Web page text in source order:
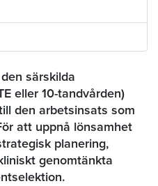
särskilda
eller 10-tandvården)
den arbetsinsats som
att uppnå lönsamhet
planering,
genomtänkta